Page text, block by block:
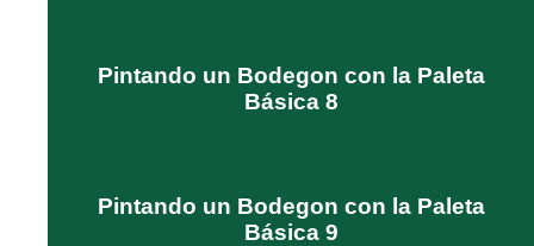
Pintando un Bodegon con la Paleta
Básica 8
Pintando un Bodegon con la Paleta
Básica 9